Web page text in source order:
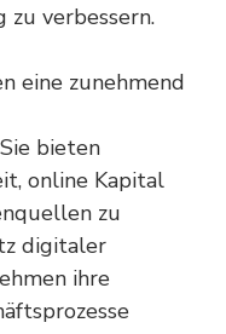
zu verbessern.
eine zunehmend
bieten
online Kapital
zu
digitaler
ihre